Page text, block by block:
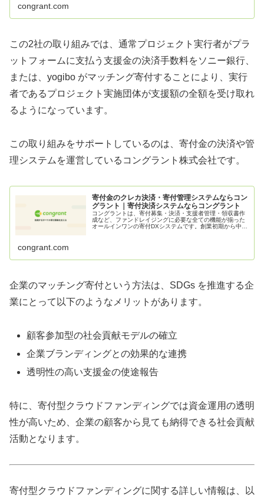
congrant.com
この2社の取り組みでは、通常プロジェクト実行者がプラ
ットフォームに支払う支援金の決済手数料をソニー銀行、
または、yogibo がマッチング寄付することにより、実行
者であるプロジェクト実施団体が支援額の全額を受け取れ
るようになっています。
この取り組みをサポートしているのは、寄付金の決済や管
理システムを運営しているコングラント株式会社です。
寄付金のクレカ決済・寄付管理システムならコン
グラント｜寄付決済システムならコングラント
コングラントは、寄付募集・決済・支援者管理・領収書作
成など、ファンドレイジングに必要な全ての機能が揃った
オールインワンの寄付DXシステムです。創業初期から中大
congrant.com
企業のマッチング寄付という方法は、SDGs を推進する企
業にとって以下のようなメリットがあります。
顧客参加型の社会貢献モデルの確立
企業ブランディングとの効果的な連携
透明性の高い支援金の使途報告
特に、寄付型クラウドファンディングでは資金運用の透明
性が高いため、企業の顧客から見ても納得できる社会貢献
活動となります。
寄付型クラウドファンディングに関する詳しい情報は、以